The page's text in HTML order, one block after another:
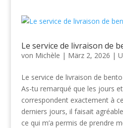
Le service de livraison de
von Michèle | März 2, 2026 |
Le service de livraison de
As-tu remarqué que les jours
correspondent exactement à
derniers jours, il faisait
ce qui m’a permis de prendre